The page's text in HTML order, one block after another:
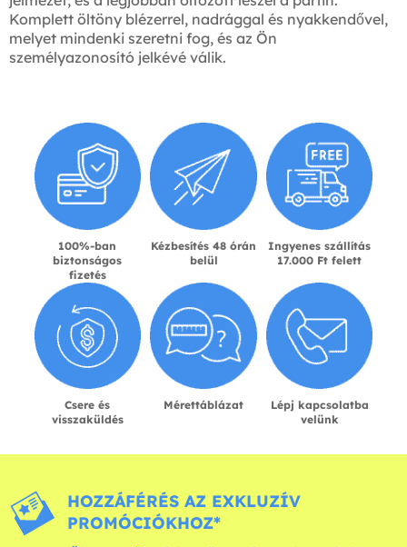
Komplett öltöny blézerrel, nadrággal és nyakkendővel,
melyet mindenki szeretni fog, és az Ön
személyazonosító jelkévé válik.
100%-ban
biztonságos
fizetés
Kézbesítés 48 órán
belül
Ingyenes szállítás
17.000 Ft felett
Csere és
visszaküldés
Mérettáblázat
Lépj kapcsolatba
velünk
HOZZÁFÉRÉS AZ EXKLUZÍV
PROMÓCIÓKHOZ*